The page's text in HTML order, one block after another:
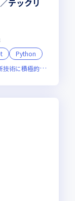
テックリ
Python
技術に積極的